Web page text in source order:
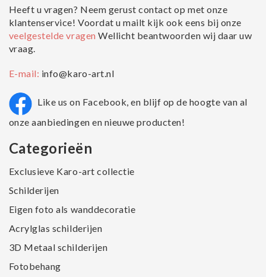
Heeft u vragen? Neem gerust contact op met onze
klantenservice! Voordat u mailt kijk ook eens bij onze
veelgestelde vragenWellicht beantwoorden wij daar uw
vraag.
E-mail: info@karo-art.nl
Like us on Facebook, en blijf op de hoogte van al
onze aanbiedingen en nieuwe producten!
Categorieën
Exclusieve Karo-art collectie
Schilderijen
Eigen foto als wanddecoratie
Acrylglas schilderijen
3D Metaal schilderijen
Fotobehang